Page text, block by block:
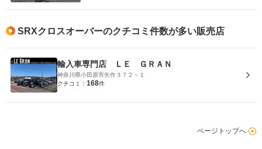
SRXクロスオーバーのクチコミ件数が多い販売店
輸入車専門店 ＬＥ ＧＲＡＮ
神奈川県小田原市矢作３７２－１
クチコミ： 168件
ページトップへ